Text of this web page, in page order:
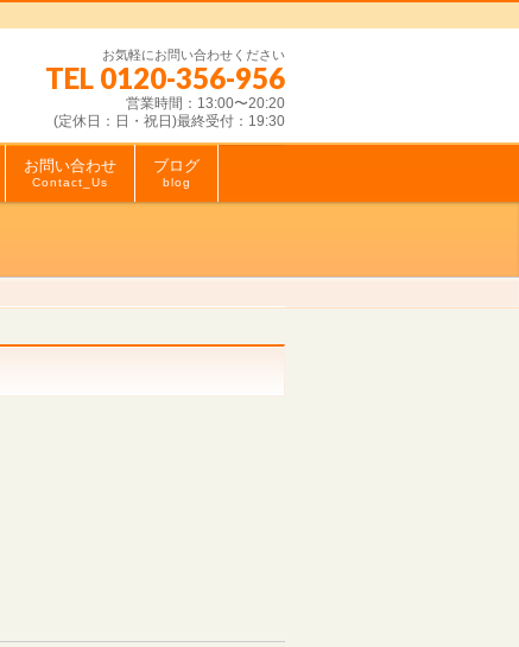
お気軽にお問い合わせください
TEL 0120-356-956
営業時間：13:00〜20:20
(定休日：日・祝日)最終受付：19:30
お問い合わせ
Contact_Us
ブログ
blog